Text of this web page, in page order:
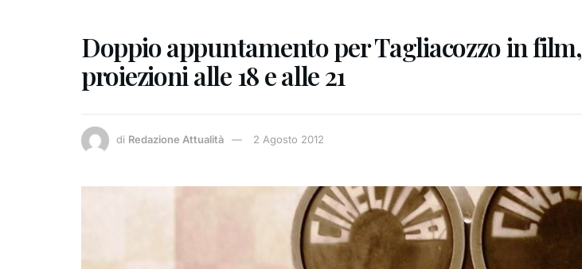
Doppio appuntamento per Tagliacozzo in film,
proiezioni alle 18 e alle 21
di Redazione Attualità 2 Agosto 2012